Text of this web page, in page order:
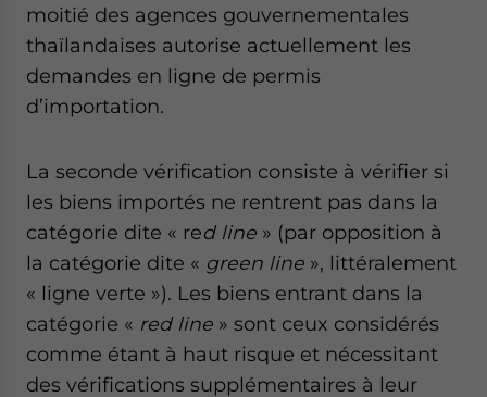
moitié des agences gouvernementales
thaïlandaises autorise actuellement les
demandes en ligne de permis
d’importation.
La seconde vérification consiste à vérifier si
les biens importés ne rentrent pas dans la
catégorie dite « red line » (par opposition à
la catégorie dite « green line », littéralement
« ligne verte »). Les biens entrant dans la
catégorie « red line » sont ceux considérés
comme étant à haut risque et nécessitant
des vérifications supplémentaires à leur